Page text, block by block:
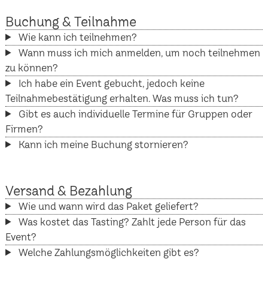
Buchung & Teilnahme
Wie kann ich teilnehmen?
Wann muss ich mich anmelden, um noch teilnehmen
zu können?
Ich habe ein Event gebucht, jedoch keine
Teilnahmebestätigung erhalten. Was muss ich tun?
Gibt es auch individuelle Termine für Gruppen oder
Firmen?
Kann ich meine Buchung stornieren?
Versand & Bezahlung
Wie und wann wird das Paket geliefert?
Was kostet das Tasting? Zahlt jede Person für das
Event?
Welche Zahlungsmöglichkeiten gibt es?